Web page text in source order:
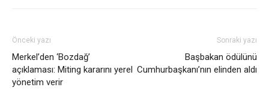
Önceki yazı
Merkel’den ‘Bozdağ’
açıklaması: Miting kararını yerel
yönetim verir
Sonraki yazı
Başbakan ödülünü
Cumhurbaşkanı’nın elinden aldı